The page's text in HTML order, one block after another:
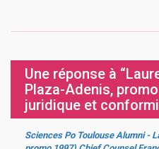
Une réponse à
Plaza-Adenis,
juridique et
Sciences Po Toulouse Alumni -